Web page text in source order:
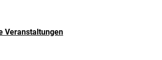
Veranstaltungen